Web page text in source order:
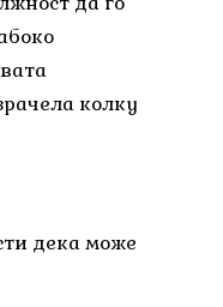
колку
дека може